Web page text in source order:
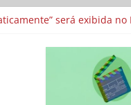
será exibida
e divide prêmio
metragens sobre
“Os Feiticeiros